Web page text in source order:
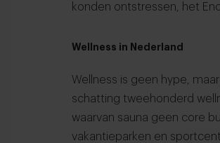
konden ontstressen, het
Wellness in Nederland
Wellness is geen hype,
schatting tweehonderd
waarvan sauna geen core
vakantieparken en